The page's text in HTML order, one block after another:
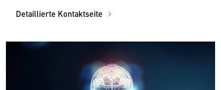
Detaillierte Kontaktseite